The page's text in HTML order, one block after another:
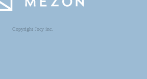
Copyright Jocy inc.